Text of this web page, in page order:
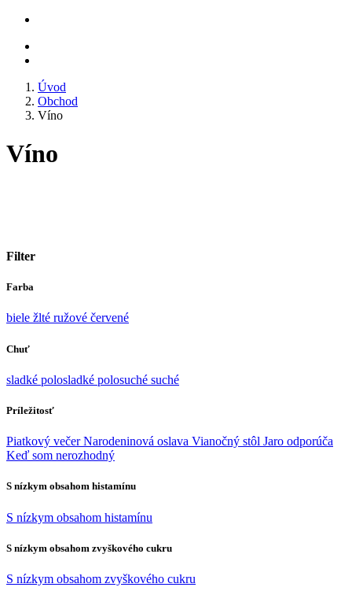
Úvod
Obchod
Víno
Víno
Filter
Farba
biele žlté ružové červené
Chuť
sladké polosladké polosuché suché
Príležitosť
Piatkový večerNarodeninová oslava Vianočný stôl Jaro odporúča
Keď som nerozhodný
S nízkym obsahom histamínu
S nízkym obsahom histamínu
S nízkym obsahom zvyškového cukru
S nízkym obsahom zvyškového cukru